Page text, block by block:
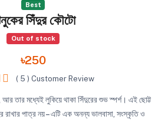
Best
সিঁদুর কৌটো
Out of stock
৳250
( 5 ) Customer Review
তার মধ্যেই লুকিয়ে থাকা সিঁদুরের শুভ স্পর্শ। এই ছোট্ট
পাত্র নয় – এটি এক অনন্য ভালবাসা, সংস্কৃতি ও